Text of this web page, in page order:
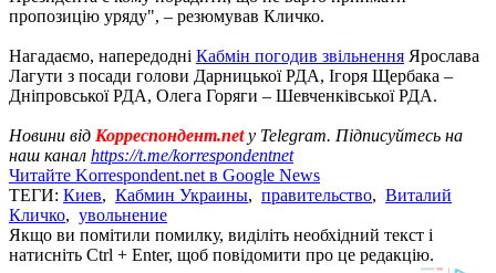
пропозицію уряду", – резюмував Кличко.
Нагадаємо, напередодні Кабмін погодив звільнення Ярослава
Лагути з посади голови Дарницької РДА, Ігоря Щербака –
Дніпровської РДА, Олега Горяги – Шевченківської РДА.
Новини від Корреспондент.netу Telegram. Підписуйтесь на
наш канал https://t.me/korrespondentnet
Читайте Korrespondent.net в Google News
ТЕГИ: Киев, Кабмин Украины, правительство, Виталий
Кличко, увольнение
Якщо ви помітили помилку, виділіть необхідний текст і
натисніть Ctrl + Enter, щоб повідомити про це редакцію.